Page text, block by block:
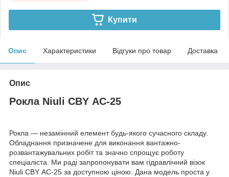
Купити
Опис Характеристики Відгуки про товар Доставка
Опис
Рокла Niuli CBY АС-25
Рокла — незамінний елемент будь-якого сучасного складу.
Обладнання призначене для виконання вантажно-
розвантажувальних робіт та значно спрощує роботу
спеціаліста. Ми раді запропонувати вам гідравлічний візок
Niuli CBY АС-25 за доступною ціною. Дана модель проста у